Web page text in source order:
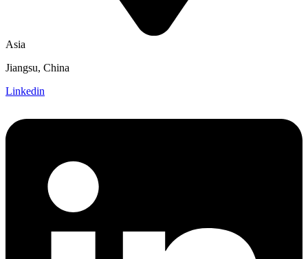
Asia
Jiangsu, China
Linkedin